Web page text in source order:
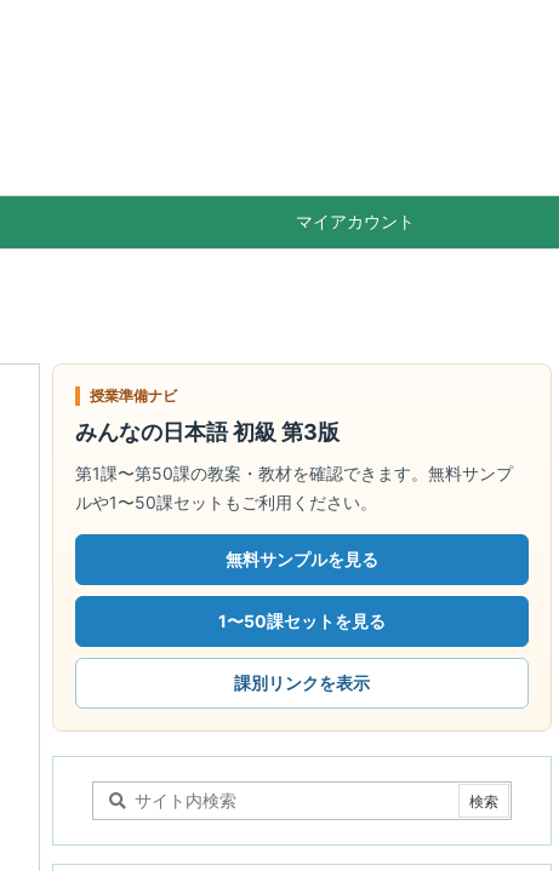
マイアカウント
授業準備ナビ
みんなの日本語 初級 第3版
第1課〜第50課の教案・教材を確認できます。無料サンプ
ルや1〜50課セットもご利用ください。
無料サンプルを見る
1〜50課セットを見る
課別リンクを表示